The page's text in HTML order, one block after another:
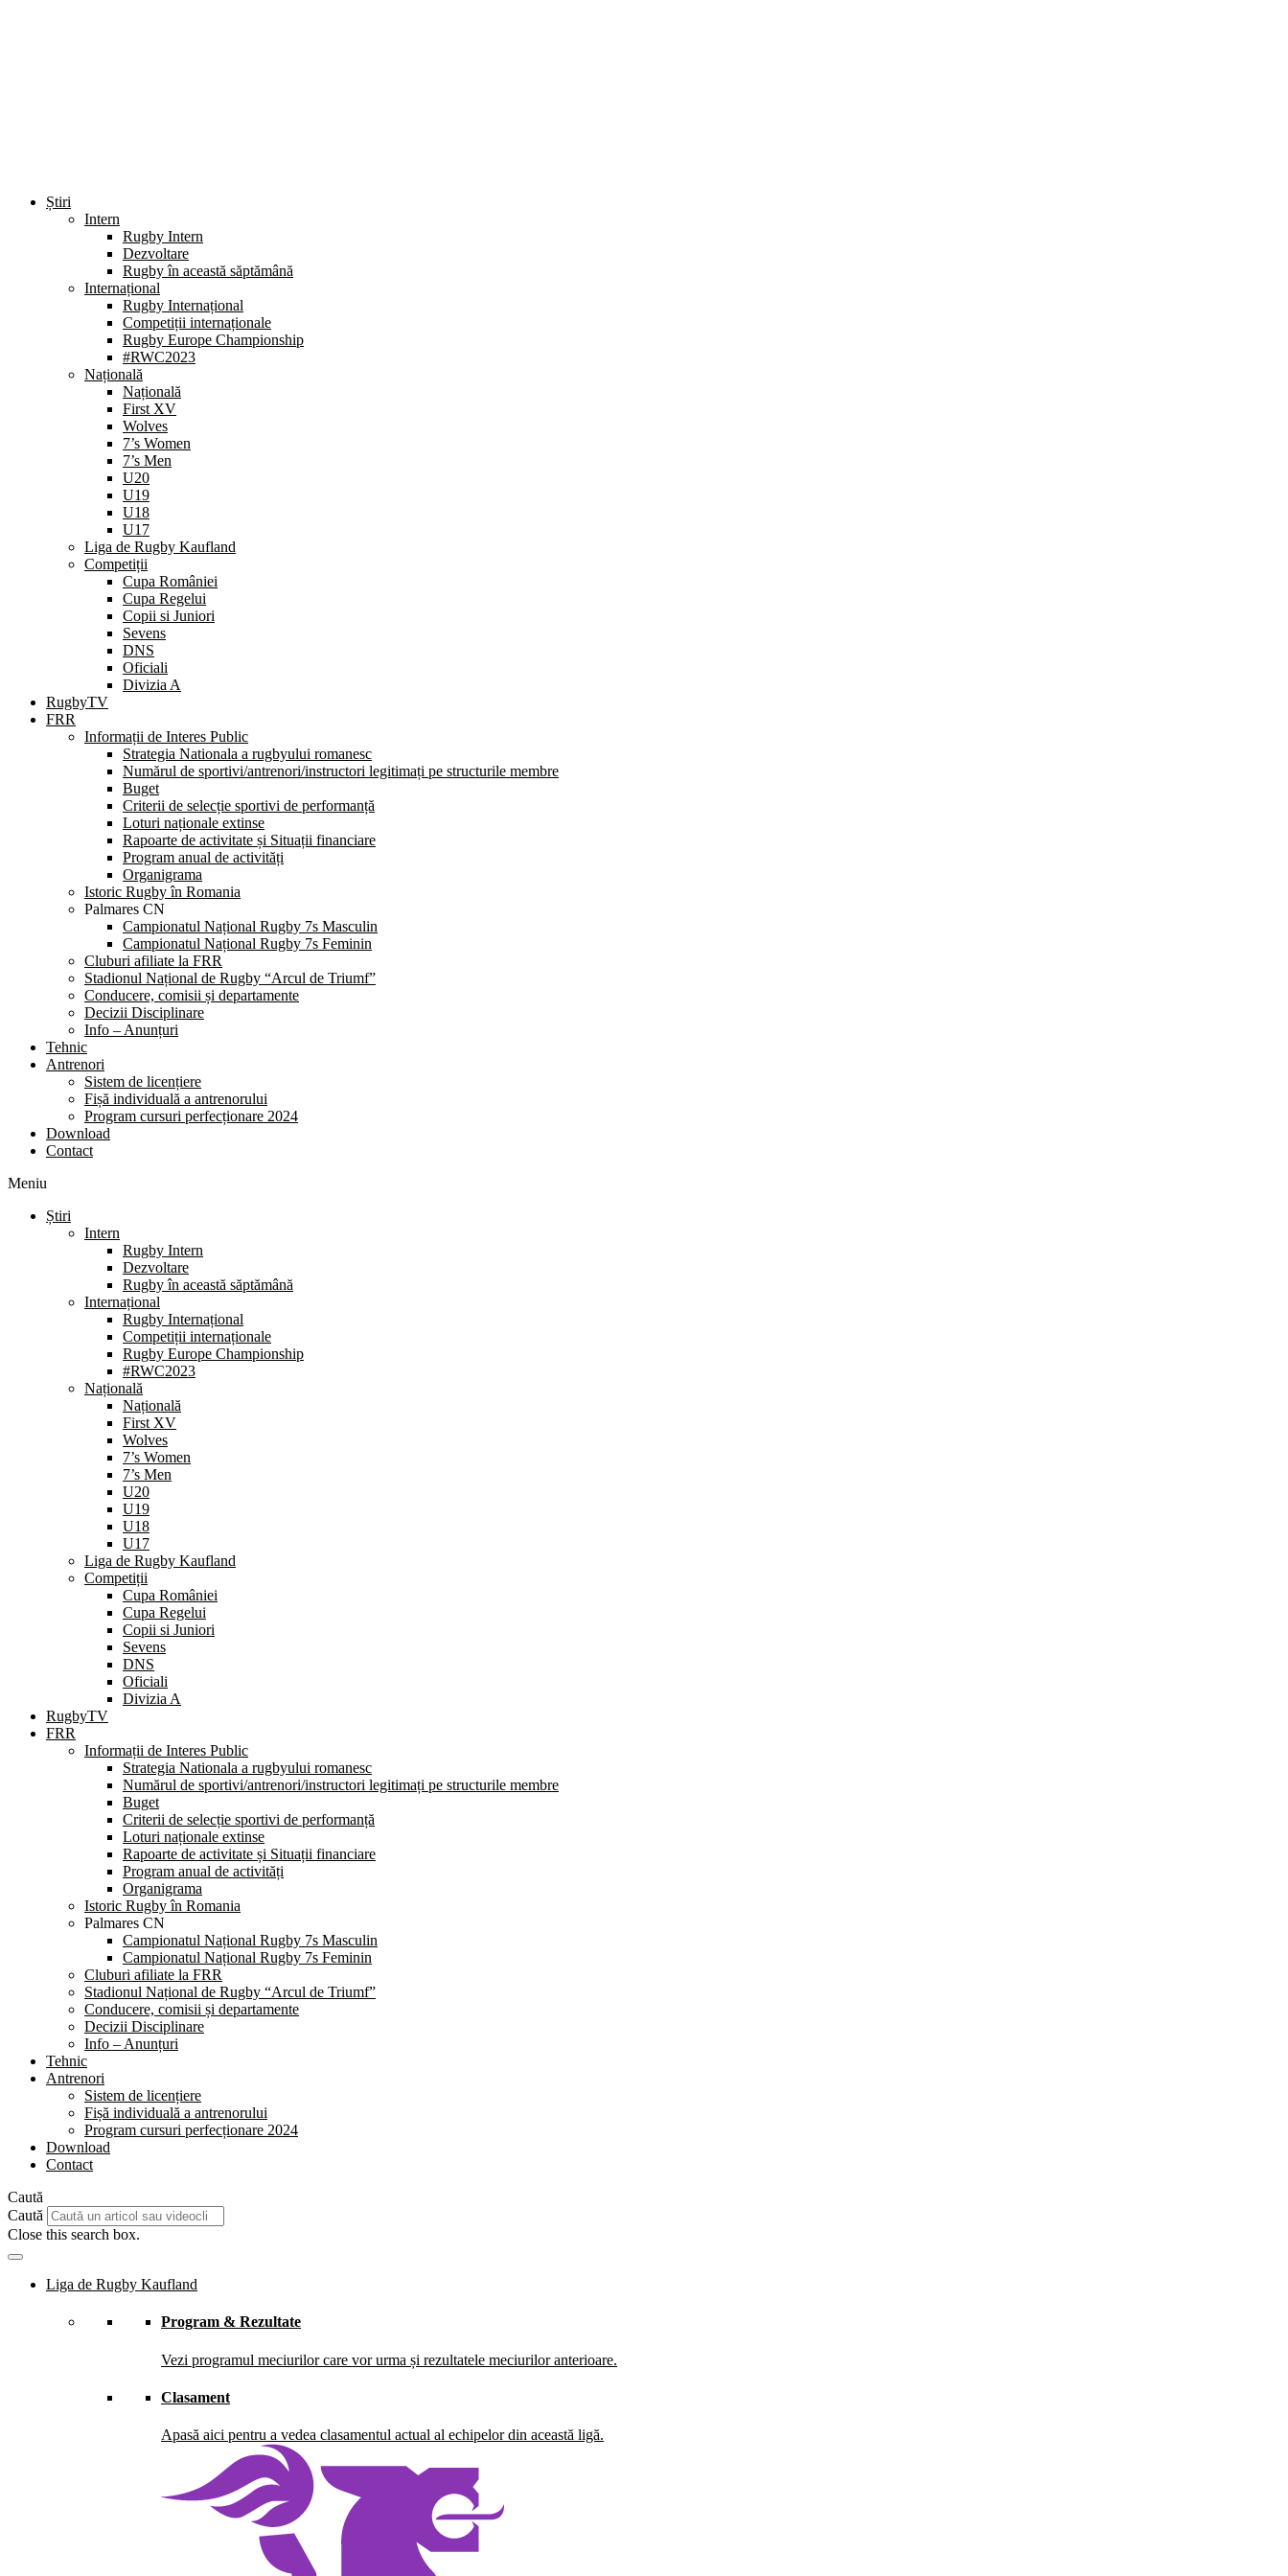
Știri
Intern
Rugby Intern
Dezvoltare
Rugby în această săptămână
Internațional
Rugby Internațional
Competiții internaționale
Rugby Europe Championship
#RWC2023
Națională
Națională
First XV
Wolves
7’s Women
7’s Men
U20
U19
U18
U17
Liga de Rugby Kaufland
Competiții
Cupa României
Cupa Regelui
Copii si Juniori
Sevens
DNS
Oficiali
Divizia A
RugbyTV
FRR
Informații de Interes Public
Strategia Nationala a rugbyului romanesc
Numărul de sportivi/antrenori/instructori legitimați pe structurile membre
Buget
Criterii de selecție sportivi de performanță
Loturi naționale extinse
Rapoarte de activitate și Situații financiare
Program anual de activități
Organigrama
Istoric Rugby în Romania
Palmares CN
Campionatul Național Rugby 7s Masculin
Campionatul Național Rugby 7s Feminin
Cluburi afiliate la FRR
Stadionul Național de Rugby “Arcul de Triumf”
Conducere, comisii și departamente
Decizii Disciplinare
Info – Anunțuri
Tehnic
Antrenori
Sistem de licențiere
Fișă individuală a antrenorului
Program cursuri perfecționare 2024
Download
Contact
Meniu
Știri
Intern
Rugby Intern
Dezvoltare
Rugby în această săptămână
Internațional
Rugby Internațional
Competiții internaționale
Rugby Europe Championship
#RWC2023
Națională
Națională
First XV
Wolves
7’s Women
7’s Men
U20
U19
U18
U17
Liga de Rugby Kaufland
Competiții
Cupa României
Cupa Regelui
Copii si Juniori
Sevens
DNS
Oficiali
Divizia A
RugbyTV
FRR
Informații de Interes Public
Strategia Nationala a rugbyului romanesc
Numărul de sportivi/antrenori/instructori legitimați pe structurile membre
Buget
Criterii de selecție sportivi de performanță
Loturi naționale extinse
Rapoarte de activitate și Situații financiare
Program anual de activități
Organigrama
Istoric Rugby în Romania
Palmares CN
Campionatul Național Rugby 7s Masculin
Campionatul Național Rugby 7s Feminin
Cluburi afiliate la FRR
Stadionul Național de Rugby “Arcul de Triumf”
Conducere, comisii și departamente
Decizii Disciplinare
Info – Anunțuri
Tehnic
Antrenori
Sistem de licențiere
Fișă individuală a antrenorului
Program cursuri perfecționare 2024
Download
Contact
Caută
Caută
Close this search box.
Liga de Rugby Kaufland
Program & Rezultate
Vezi programul meciurilor care vor urma și rezultatele meciurilor anterioare.
Clasament
Apasă aici pentru a vedea clasamentul actual al echipelor din această ligă.